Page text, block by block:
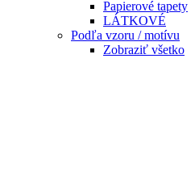
Papierové tapety
LÁTKOVÉ
Podľa vzoru / motívu
Zobraziť všetko